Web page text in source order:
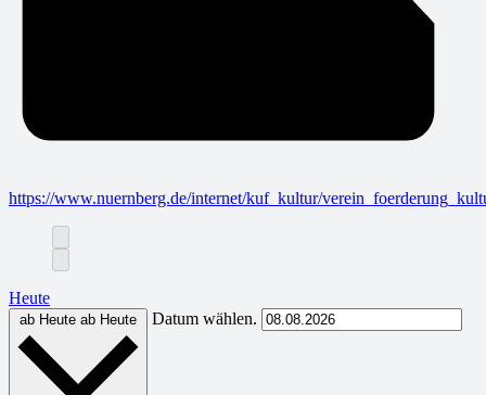
https://www.nuernberg.de/internet/kuf_kultur/
Heute
ab Heute ab Heute Datum wählen.